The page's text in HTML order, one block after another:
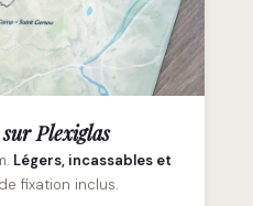
Plexiglas
Légers, incassables et
fixation inclus.